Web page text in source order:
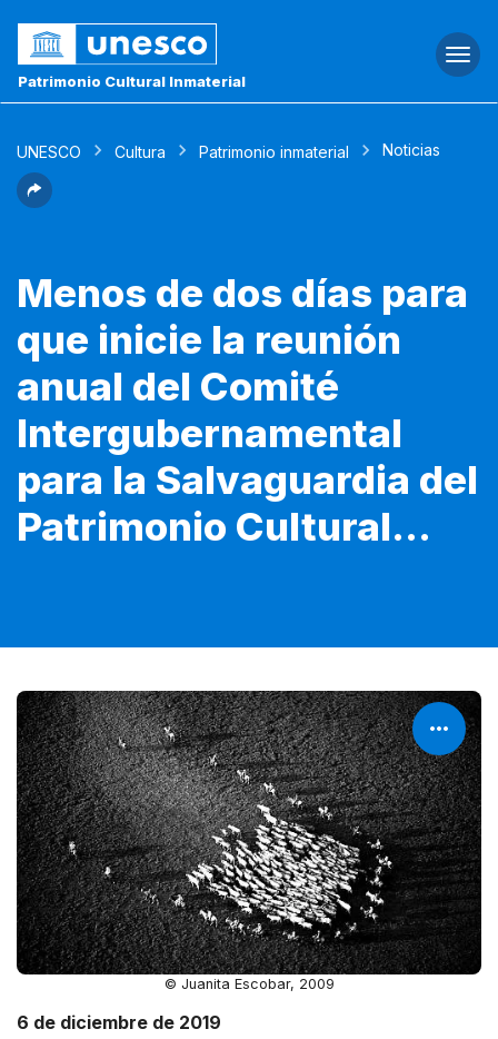
Patrimonio Cultural Inmaterial
UNESCO Cultura Patrimonio inmaterial Noticias
Menos de dos días para
que inicie la reunión
anual del Comité
Intergubernamental
para la Salvaguardia del
Patrimonio Cultural...
© Juanita Escobar, 2009
6 de diciembre de 2019